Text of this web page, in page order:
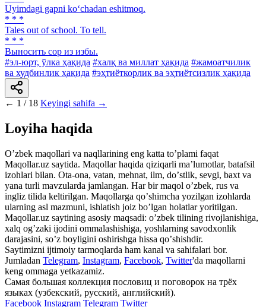
Uyimdagi gapni ko‘chadan eshitmoq.
* * *
Tales out of school. To tell.
* * *
Выносить cop из избы.
#эл-юрт, ўлка ҳақида #халқ ва миллат ҳақида #жамоатчилик
ва худбинлик ҳақида #эҳтиёткорлик ва эҳтиётсизлик ҳақида
← 1 / 18 Keyingi sahifa →
Loyiha haqida
Oʼzbek maqollari va naqllarining eng katta toʼplami faqat
Maqollar.uz saytida. Maqollar haqida qiziqarli maʼlumotlar, batafsil
izohlari bilan. Ota-ona, vatan, mehnat, ilm, doʼstlik, sevgi, baxt va
yana turli mavzularda jamlangan. Har bir maqol oʼzbek, rus va
ingliz tilida keltirilgan. Maqollarga qoʼshimcha yozilgan izohlarda
ularning asl mazmuni, ishlatish joiz boʼlgan holatlar yoritilgan.
Maqollar.uz saytining asosiy maqsadi: oʼzbek tilining rivojlanishiga,
xalq ogʼzaki ijodini ommalashishiga, yoshlarning savodxonlik
darajasini, soʼz boyligini oshirishga hissa qoʼshishdir.
Saytimizni ijtimoiy tarmoqlarda ham kanal va sahifalari bor.
Jumladan Telegram, Instagram, Facebook, Twitter'da maqollarni
keng ommaga yetkazamiz.
Самая большая коллекция пословиц и поговорок на трёх
языках (узбекский, русский, английский).
Facebook Instagram Telegram Twitter